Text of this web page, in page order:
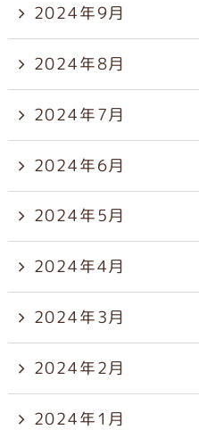
2024年9月
2024年8月
2024年7月
2024年6月
2024年5月
2024年4月
2024年3月
2024年2月
2024年1月